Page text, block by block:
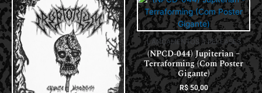
LANÇAMENTOS // RELEASES
(NPCD-044) Jupiterian –
Terraforming (Com Poster
Gigante)
R$50,00